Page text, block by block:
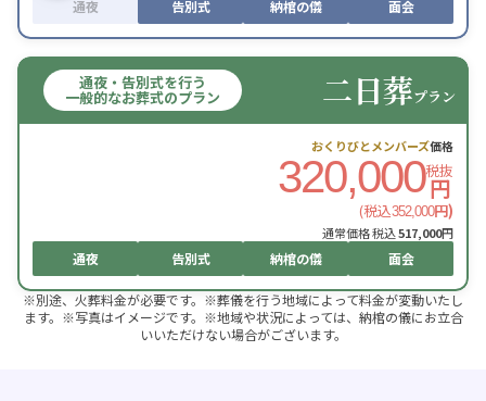
通夜 告別式 納棺の儀 面会
通夜・告別式を行う
一般的なお葬式のプラン 二日葬プラン
おくりびとメンバーズ価格
320,000税抜
円
(税込352,000円)
通常価格 税込517,000円
通夜 告別式 納棺の儀 面会
※別途、火葬料金が必要です。※葬儀を行う地域によって料金が変動いたし
ます。※写真はイメージです。※地域や状況によっては、納棺の儀にお立合
いいただけない場合がございます。